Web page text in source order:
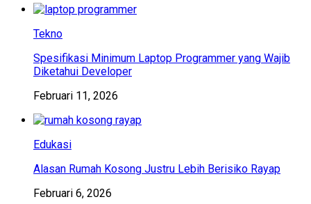
Tekno
Spesifikasi Minimum Laptop Programmer yang Wajib
Diketahui Developer
Februari 11, 2026
Edukasi
Alasan Rumah Kosong Justru Lebih Berisiko Rayap
Februari 6, 2026